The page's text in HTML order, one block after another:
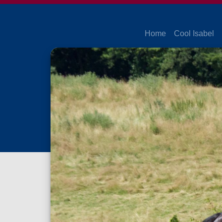
Home Cool Isabel